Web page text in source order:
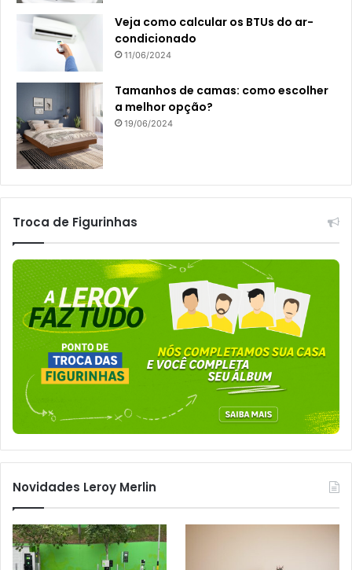
Veja como calcular os BTUs do ar-
condicionado
11/06/2024
Tamanhos de camas: como escolher
a melhor opção?
19/06/2024
Troca de Figurinhas
Novidades Leroy Merlin